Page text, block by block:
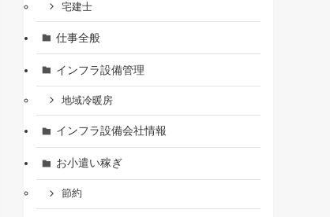
宅建士
仕事全般
インフラ設備管理
地域冷暖房
インフラ設備会社情報
お小遣い稼ぎ
節約